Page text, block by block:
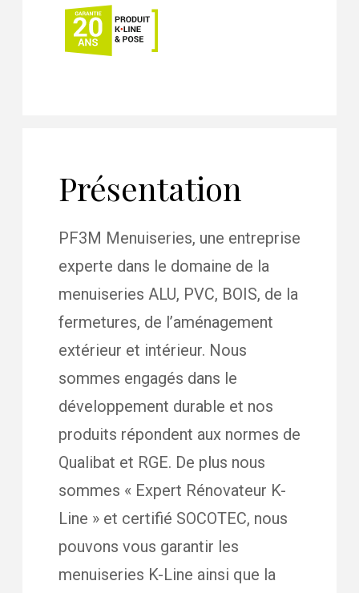
Présentation
PF3M Menuiseries, une entreprise
experte dans le domaine de la
menuiseries ALU, PVC, BOIS, de la
fermetures, de l’aménagement
extérieur et intérieur. Nous
sommes engagés dans le
développement durable et nos
produits répondent aux normes de
Qualibat et RGE. De plus nous
sommes « Expert Rénovateur K-
Line » et certifié SOCOTEC, nous
pouvons vous garantir les
menuiseries K-Line ainsi que la